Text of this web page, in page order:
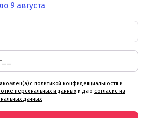
9 августа
с политикой конфиденциальности и
персональных и данных и даю согласие на
данных